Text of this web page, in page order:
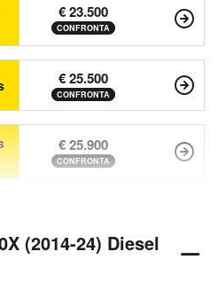
€ 23.500
CONFRONTA
€ 25.500
CONFRONTA
€ 25.900
CONFRONTA
(2014-24) Diesel